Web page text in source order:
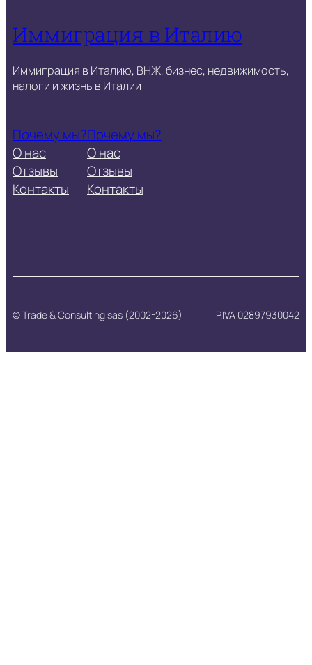
Иммиграция в Италию
Иммиграция в Италию, ВНЖ, бизнес, недвижимость,
налоги и жизнь в Италии
Почему мы?
О нас
Отзывы
Контакты
Почему мы?
О нас
Отзывы
Контакты
© Trade & Consulting sas (2002-2026) P.IVA 02897930042